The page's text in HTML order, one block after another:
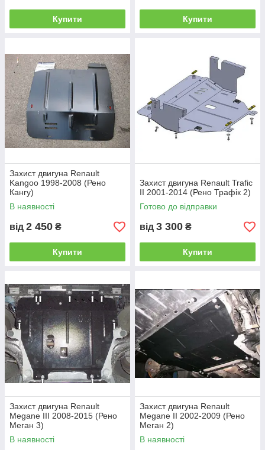
Купити Купити
Захист двигуна Renault
Kangoo 1998-2008 (Рено
Кангу)
В наявності
від 2 450 ₴
Купити
Захист двигуна Renault Trafic
II 2001-2014 (Рено Трафік 2)
Готово до відправки
від 3 300 ₴
Купити
Захист двигуна Renault
Megane III 2008-2015 (Рено
Меган 3)
В наявності
Захист двигуна Renault
Megane II 2002-2009 (Рено
Меган 2)
В наявності